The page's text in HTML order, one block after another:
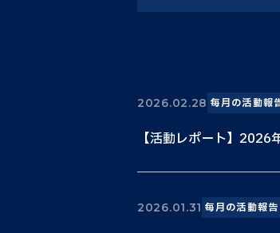
2026.02.28 毎月の活動報
【活動レポート】2026
2026.01.31 毎月の活動報告